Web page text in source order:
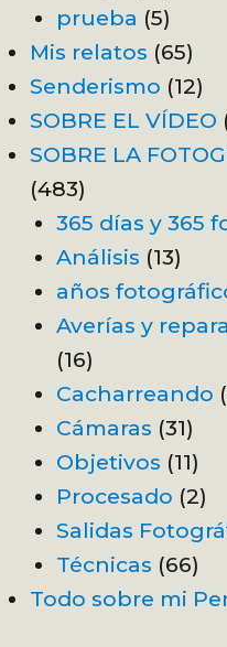
prueba (5)
Mis relatos (65)
Senderismo (12)
SOBRE EL VÍDEO
SOBRE LA
(483)
365 días y 365
Análisis (13)
años
Averías y
(16)
Cacharreando
Cámaras (31)
Objetivos (11)
Procesado (2)
Salidas
Técnicas (66)
Todo sobre mi